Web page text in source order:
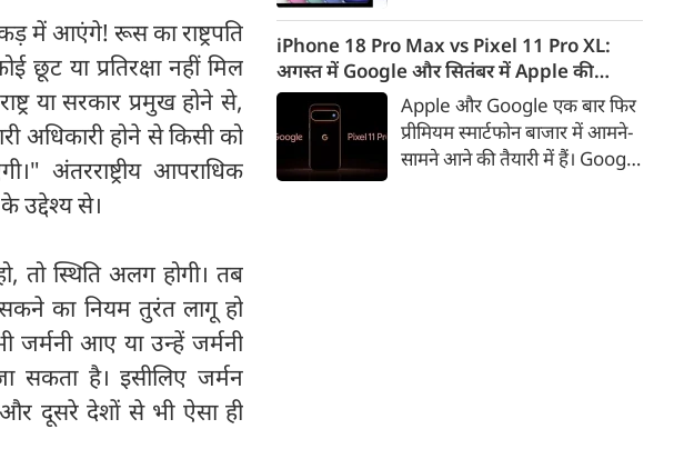
में आएंगे! रूस का राष्ट्रपति
छूट या प्रतिरक्षा नहीं मिल
या सरकार प्रमुख होने से,
अधिकारी होने से किसी को
अंतरराष्ट्रीय आपराधिक
उद्देश्य से।
तो स्थिति अलग होगी। तब
सकने का नियम तुरंत लागू हो
आए या उन्हें जर्मनी
सकता है। इसीलिए जर्मन
दूसरे देशों से भी ऐसा ही
कीमत सीधे डिस्काउंट के बाद
67,900 रुपए हो गई है। वहीं, अगर
ग्राहक एक्सचेंज ऑफर और चुनिंदा
बैंक कार्ड के डिस्काउंट का फायदा
उठाते हैं, तो इस फोन को प्रभावी तौर
पर सिर्फ 40,612 रुप में खरीदा जा
iPhone 18 Pro Max vs Pixel 11 Pro XL:
अगस्त में Google और सितंबर में Apple की
टक्कर, जानें कौन होगा सबसे दमदार?
Apple और Google एक बार फिर
प्रीमियम स्मार्टफोन बाजार में आमने-
सामने आने की तैयारी में हैं। Google